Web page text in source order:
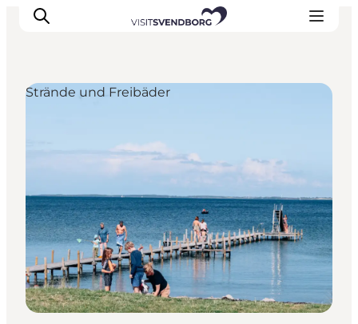
Essen und Trinken
Shopping in Svendborg
Übernachtung
Den Urlaub planen
Strände und Freibäder